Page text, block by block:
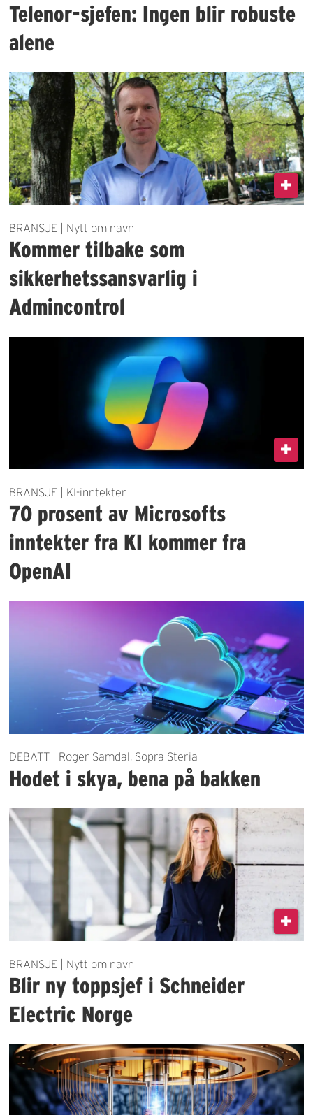
Telenor-sjefen: Ingen blir robuste
alene
BRANSJE | Nytt om navn
Kommer tilbake som
sikkerhetssansvarlig i
Admincontrol
BRANSJE | KI-inntekter
70 prosent av Microsofts
inntekter fra KI kommer fra
OpenAI
DEBATT | Roger Samdal, Sopra Steria
Hodet i skya, bena på bakken
BRANSJE | Nytt om navn
Blir ny toppsjef i Schneider
Electric Norge